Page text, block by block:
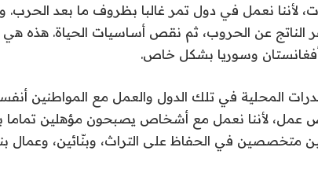
لأننا نعمل في دول تمر غالبا بظروف ما بعد
الناتج عن الحروب، ثم نقص أساسيات الحياة. هذه هي
وسوريا بشكل خاص.
المحلية في تلك الدول والعمل مع المواطنين
عمل، لأننا نعمل مع أشخاص يصبحون مؤهلين تماما
متخصصين في الحفاظ على التراث، وبنّائين، وعمال